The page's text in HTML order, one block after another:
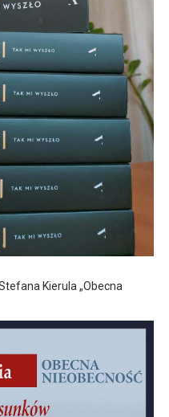
Kierula „Obecna